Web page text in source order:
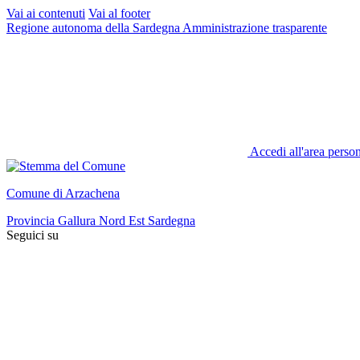
Vai ai contenuti Vai al footer
Regione autonoma della Sardegna Amministrazione trasparente
Accedi all'area
Comune di Arzachena
Provincia Gallura Nord Est Sardegna
Seguici su